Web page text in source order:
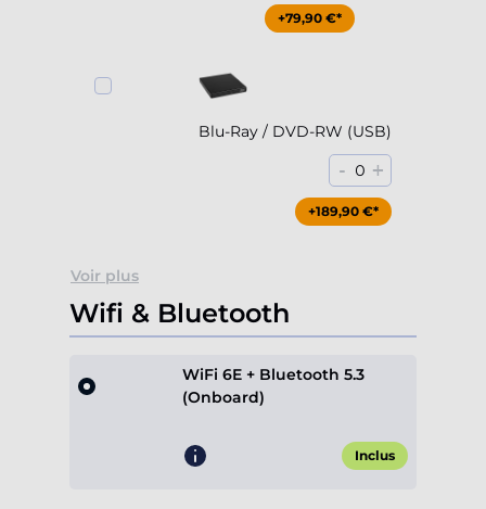
+79,90 €*
Blu-Ray / DVD-RW (USB)
- 0 +
+189,90 €*
Voir plus
Wifi & Bluetooth
WiFi 6E + Bluetooth 5.3
(Onboard)
Inclus